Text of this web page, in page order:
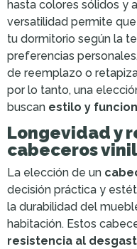
hasta colores sólidos y
versatilidad permite
tu dormitorio según la
preferencias
de reemplazo o
por lo tanto, una
buscan estilo y
Longevidad y
cabeceros
La elección de un
decisión práctica y
la durabilidad del
habitación. Estos
resistencia al